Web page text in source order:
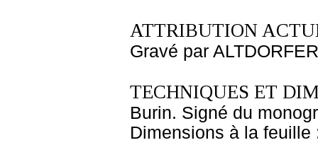
ATTRIBUTION
Gravé par
TECHNIQUES ET
Burin. Signé du
Dimensions à la